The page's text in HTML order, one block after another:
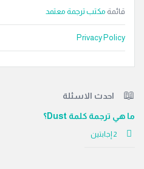
قائمة مكتب ترجمة معتمد
Privacy Policy
الفوتراحدث الاسئلة
ما هي ترجمة كلمة Dust؟
‫2 إجابتين